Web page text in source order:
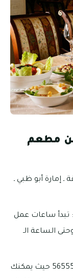
مطعم
إمارة أبو ظبي ـ
تبدأ ساعات عمل
الـ 9:00 صباحًا وحتى الساعة الـ
الرقم الخاص بهذا المطعم: +971 600 565552 حيث يمكنك